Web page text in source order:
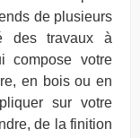
de plusieurs
des travaux à
compose votre
en bois ou en
sur votre
de la finition